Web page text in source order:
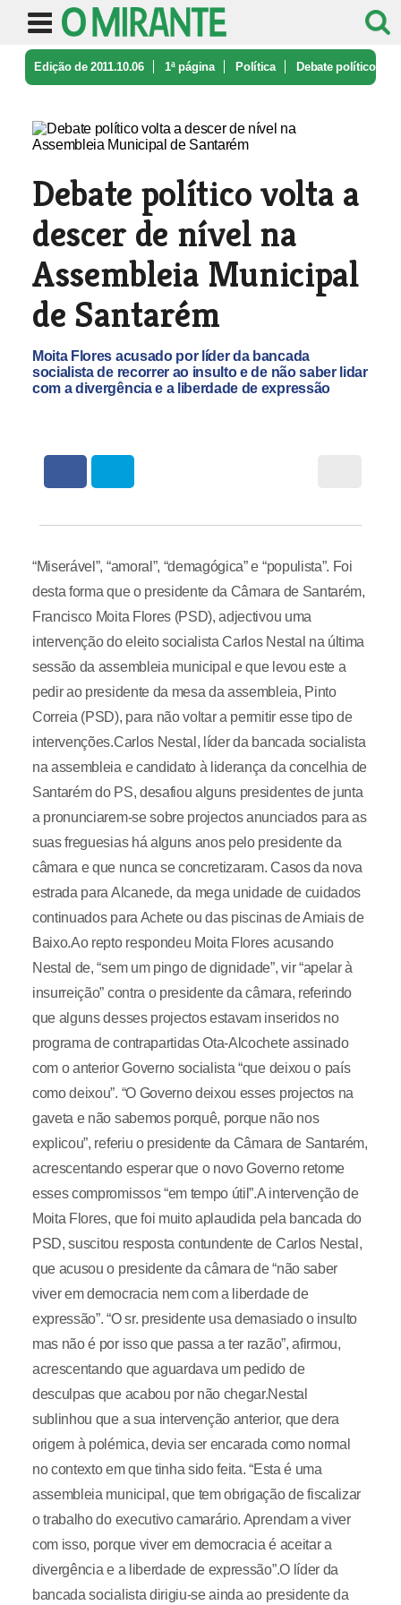
Edição de 2011.10.06 1ª página Política Debate político
Debate político volta a
descer de nível na
Assembleia Municipal
de Santarém
Moita Flores acusado por líder da bancada
socialista de recorrer ao insulto e de não saber lidar
com a divergência e a liberdade de expressão
“Miserável”, “amoral”, “demagógica” e “populista”. Foi
desta forma que o presidente da Câmara de Santarém,
Francisco Moita Flores (PSD), adjectivou uma
intervenção do eleito socialista Carlos Nestal na última
sessão da assembleia municipal e que levou este a
pedir ao presidente da mesa da assembleia, Pinto
Correia (PSD), para não voltar a permitir esse tipo de
intervenções.Carlos Nestal, líder da bancada socialista
na assembleia e candidato à liderança da concelhia de
Santarém do PS, desafiou alguns presidentes de junta
a pronunciarem-se sobre projectos anunciados para as
suas freguesias há alguns anos pelo presidente da
câmara e que nunca se concretizaram. Casos da nova
estrada para Alcanede, da mega unidade de cuidados
continuados para Achete ou das piscinas de Amiais de
Baixo.Ao repto respondeu Moita Flores acusando
Nestal de, “sem um pingo de dignidade”, vir “apelar à
insurreição” contra o presidente da câmara, referindo
que alguns desses projectos estavam inseridos no
programa de contrapartidas Ota-Alcochete assinado
com o anterior Governo socialista “que deixou o país
como deixou”. “O Governo deixou esses projectos na
gaveta e não sabemos porquê, porque não nos
explicou”, referiu o presidente da Câmara de Santarém,
acrescentando esperar que o novo Governo retome
esses compromissos “em tempo útil”.A intervenção de
Moita Flores, que foi muito aplaudida pela bancada do
PSD, suscitou resposta contundente de Carlos Nestal,
que acusou o presidente da câmara de “não saber
viver em democracia nem com a liberdade de
expressão”. “O sr. presidente usa demasiado o insulto
mas não é por isso que passa a ter razão”, afirmou,
acrescentando que aguardava um pedido de
desculpas que acabou por não chegar.Nestal
sublinhou que a sua intervenção anterior, que dera
origem à polémica, devia ser encarada como normal
no contexto em que tinha sido feita. “Esta é uma
assembleia municipal, que tem obrigação de fiscalizar
o trabalho do executivo camarário. Aprendam a viver
com isso, porque viver em democracia é aceitar a
divergência e a liberdade de expressão”.O líder da
bancada socialista dirigiu-se ainda ao presidente da